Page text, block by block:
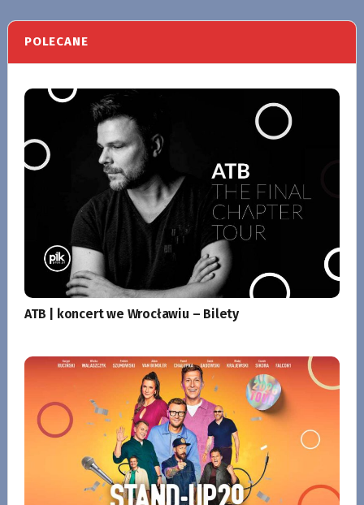
POLECANE
ATB | koncert we Wrocławiu – Bilety